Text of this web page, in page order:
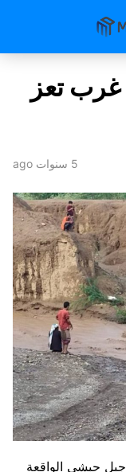
تعز
5 سنوات ago
حبشي الواقعة